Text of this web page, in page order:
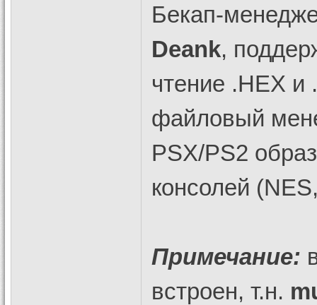
Бекап-
Deank,
чтение .HEX и
файловый
PSX/PS2
консолей
Примечание:
встроен, т.н.